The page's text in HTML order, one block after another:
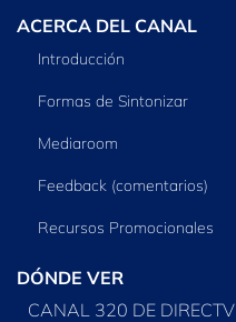
ACERCA DEL CANAL
Introducción
Formas de Sintonizar
Mediaroom
Feedback (comentarios)
Recursos Promocionales
DÓNDE VER
CANAL 320 DE DIRECTV